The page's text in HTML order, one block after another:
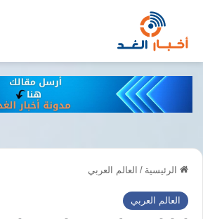
الرئيسية / العالم العربي
العالم العربي